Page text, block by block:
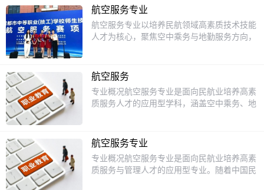
技巧及职业形象设计、形体、民航概论等。就
业单位：成都双流国际机场、成都天府国际机
场、深圳宝安国际机场、宜昌三峡机场、武汉
书、民用航空安全检查资格证五级、民用航空
客运资格证五级、民用航空货运资格证五级
等。
面保障、应急处置等核心能力，能够胜任国内
外航空公司、机场、航空票务公司等单位的空
乘、地勤、安检、VIP接待等岗位，并具备向
高级服务管理人才发展的潜力。二、课程体系
程：包括民航概论、航空法律法规、航空安全
管理、形体训练、医疗急救、职场沟通与技巧
等，旨在夯实学生航空业认知基础，培养规范
票务管理、客户服务管理等，通过情景模拟、
案例分析等方式强化学生服务操作能力。语言
能力类：民航服务英语、双语客舱服务，提升
航空服务专业
航空服务专业以培养民航领域高素质技术技能
人才为核心，聚焦空中乘务与地勤服务方向，
公司、机场、高铁等交通枢纽，培养具备客舱
服务、地面保障、安检值机等综合能力的专业
人才。实训资源：投入500万建成波音737/空
客A320模拟舱、全套安检设备、VIP贵宾接待
理、安检实务、化妆与形象设计、服务心理
学。拓展课：茶艺、导游、服务营销，提升综
合素养。二、就业保障与明星案例校企合作：
航空服务
专业概况航空服务专业是面向民航业培养高素
质服务人才的应用型学科，涵盖空中乘务、地
养、外语能力、应急处理技能及服务意识的复
合型人才，以满足航空公司、机场及相关企业
的用人需求。学生将通过理论学习与实操训
练，掌握民航法规、客舱服务、安全管理和旅
航空服务专业
专业概况航空服务专业是面向民航业培养高素
质服务与管理人才的应用型专业。随着中国民